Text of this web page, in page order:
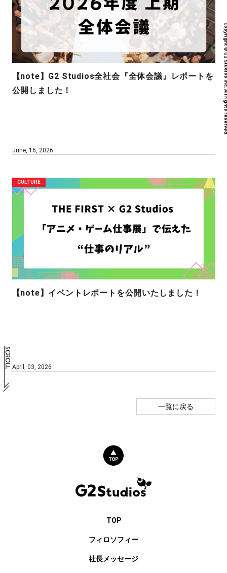
Copyright © G2
【note】G2 Studios全社会『全体会議』レポートを
公開しました！
June, 16, 2026
CULTURE
【note】イベントレポートを公開いたしました！
April, 03, 2026
一覧に戻る
TOP
フィロソフィー
社長メッセージ